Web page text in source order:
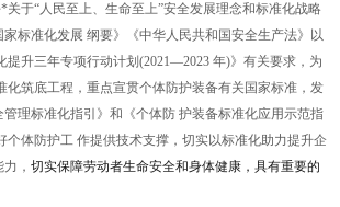
关于“人民至上、 生命至上”安全发展理念和标准化战略
标准化发展 纲要》《中华人民共和国安全生产法》以
提升三年专项行动计划 (2021—2023 年)》有关要求，为
化筑底工程，重点宣贯个体防护装备有关国家标准，发
理标准化指引》和《个体防 护装备标准化应用示范指
个体防护工 作提供技术支撑，切实以标准化助力提升企
， 切实保障劳动者生命安全和身体健康，具有重要的